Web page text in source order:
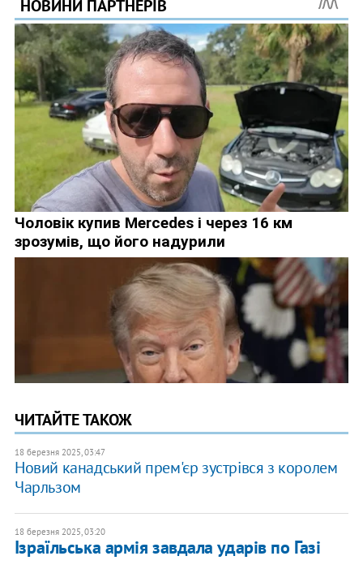
ЧИТАЙТЕ ТАКОЖ
18 березня 2025, 03:47
Новий канадський прем'єр зустрівся з королем
Чарльзом
18 березня 2025, 03:20
Ізраїльська армія завдала ударів по Газі